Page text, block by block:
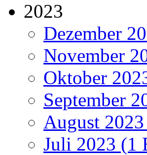
2023
Dezember
November
Oktober
September
August
Juli 2023 (1